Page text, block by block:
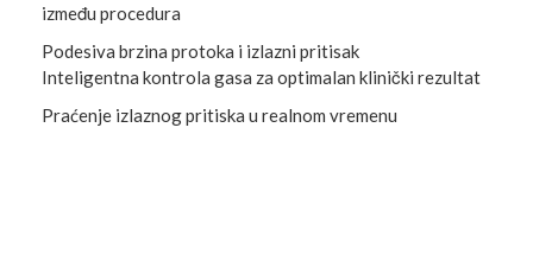
između procedura
Podesiva brzina protoka i izlazni pritisak
Inteligentna kontrola gasa za optimalan klinički rezultat
Praćenje izlaznog pritiska u realnom vremenu